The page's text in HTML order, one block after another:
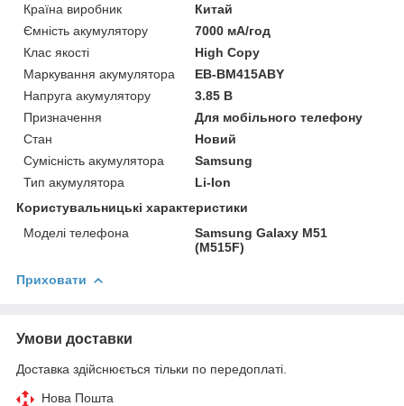
Країна виробник
Китай
Ємність акумулятору
7000 мА/год
Клас якості
High Copy
Маркування акумулятора
EB-BM415ABY
Напруга акумулятору
3.85 В
Призначення
Для мобільного телефону
Стан
Новий
Сумісність акумулятора
Samsung
Тип акумулятора
Li-Ion
Користувальницькі характеристики
Моделі телефона
Samsung Galaxy M51
(M515F)
Приховати
Умови доставки
Доставка здійснюється тільки по передоплаті.
Нова Пошта